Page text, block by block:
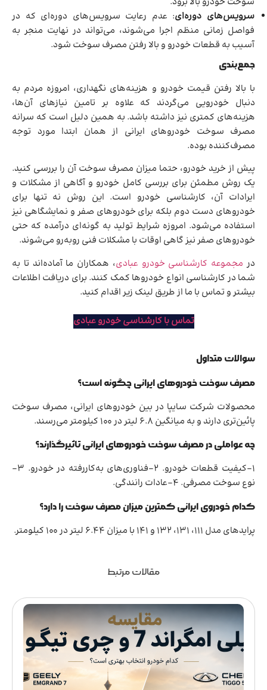
سرویس‌های دوره‌ای: عدم رعایت سرویس‌های دوره‌ای که در
فواصل زمانی منظم اجرا می‌شوند، می‌تواند در نهایت منجر به
آسیب به قطعات خودرو و بالا رفتن مصرف سوخت شود.
جمع‌بندی
با بالا رفتن قیمت خودرو و هزینه‌های نگهداری، امروزه مردم به
دنبال خودرویی می‌گردند که علاوه بر تامین نیازهای آن‌ها،
هزینه‌های کمتری نیز داشته باشد. به همین دلیل است که سرانه
مصرف سوخت خودروهای ایرانی از همان ابتدا مورد توجه
مصرف‌کننده بوده.
پیش از خرید خودرو، حتما میزان مصرف سوخت آن را بررسی کنید.
یک روش مطمئن برای بررسی کامل خودرو و آگاهی از مشکلات و
ایرادات آن، کارشناسی خودرو است. این روش نه تنها برای
خودروهای دست دوم بلکه برای خودروهای صفر و نمایشگاهی نیز
استفاده می‌شود. امروزه شرایط تولید به گونه‌ای درآمده که حتی
خودروهای صفر نیز گاهی اوقات با مشکلات فنی روبه‌رو می‌شوند.
در مجموعه کارشناسی خودرو عبادی، همکاران ما آماده‌اند تا به
شما در کارشناسی انواع خودروها کمک کنند. برای دریافت اطلاعات
بیشتر و تماس با ما از طریق لینک زیر اقدام کنید.
تماس با کارشناسی خودرو عبادی
سوالات متداول
مصرف سوخت خودروهای ایرانی چگونه است؟
محصولات شرکت سایپا در بین خودروهای ایرانی، مصرف سوخت
پائین‌تری دارند و به میانگین 6.8 لیتر در 100 کیلومتر می‌رسند.
چه عواملی در مصرف سوخت خودروهای ایرانی تاثیرگذارند؟
1-کیفیت قطعات خودرو. 2-فناوری‌های به‌کاررفته در خودرو. 3-
نوع سوخت مصرفی. 4-عادات رانندگی.
کدام خودروی ایرانی کمترین میزان مصرف سوخت را دارد؟
پرایدهای مدل ۱۱۱، ۱۳۱، ۱۳۲ و ۱۴۱ با میزان 6.44 لیتر در 100 کیلومتر.
مقالات مرتبط